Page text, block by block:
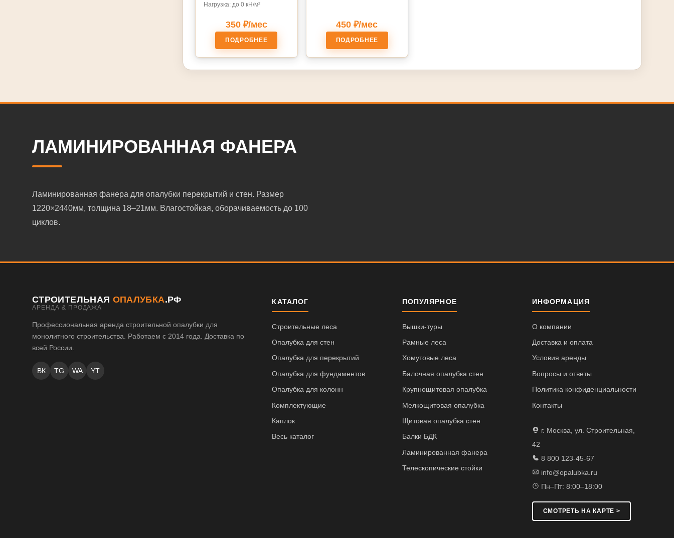
Нагрузка: до 0 кН/м²
350 ₽/мес
ПОДРОБНЕЕ
450 ₽/мес
ПОДРОБНЕЕ
ЛАМИНИРОВАННАЯ ФАНЕРА
Ламинированная фанера для опалубки перекрытий и стен. Размер
1220×2440мм, толщина 18–21мм. Влагостойкая, оборачиваемость до 100
циклов.
СТРОИТЕЛЬНАЯ ОПАЛУБКА.РФ
АРЕНДА & ПРОДАЖА
Профессиональная аренда строительной опалубки для
монолитного строительства. Работаем с 2014 года. Доставка по
всей России.
ВК TG WA YT
КАТАЛОГ
Строительные леса
Опалубка для стен
Опалубка для перекрытий
Опалубка для фундаментов
Опалубка для колонн
Комплектующие
Каплок
Весь каталог
ПОПУЛЯРНОЕ
Вышки-туры
Рамные леса
Хомутовые леса
Балочная опалубка стен
Крупнощитовая опалубка
Мелкощитовая опалубка
Щитовая опалубка стен
Балки БДК
Ламинированная фанера
Телескопические стойки
ИНФОРМАЦИЯ
О компании
Доставка и оплата
Условия аренды
Вопросы и ответы
Политика конфиденциальности
Контакты
г. Москва, ул. Строительная,
42
8 800 123-45-67
info@opalubka.ru
Пн–Пт: 8:00–18:00
СМОТРЕТЬ НА КАРТЕ >